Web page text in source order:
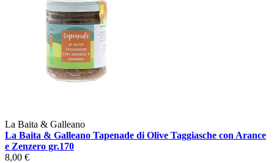
La Baita & Galleano
La Baita & Galleano Tapenade di Olive Taggiasche con Arance
e Zenzero gr.170
8,00 €